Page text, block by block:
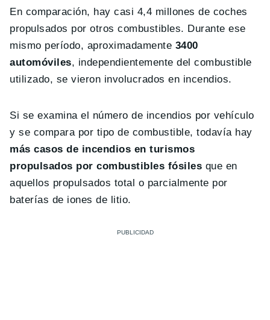
En comparación, hay casi 4,4 millones de coches
propulsados por otros combustibles. Durante ese
mismo período, aproximadamente 3400
automóviles, independientemente del combustible
utilizado, se vieron involucrados en incendios.
Si se examina el número de incendios por vehículo
y se compara por tipo de combustible, todavía hay
más casos de incendios en turismos
propulsados por combustibles fósiles que en
aquellos propulsados total o parcialmente por
baterías de iones de litio.